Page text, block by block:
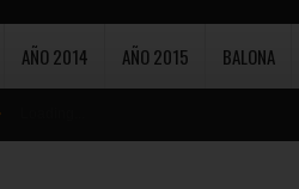
AÑO 2014 AÑO 2015 BALONA